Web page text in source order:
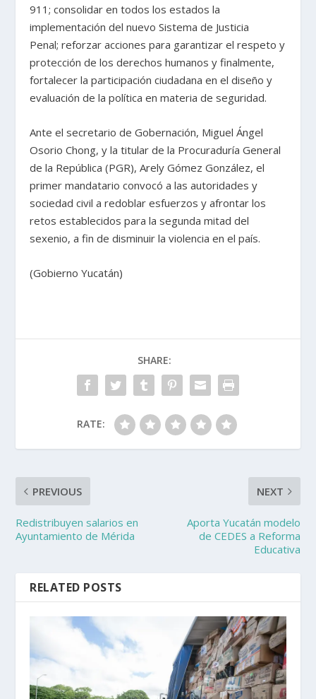
911; consolidar en todos los estados la
implementación del nuevo Sistema de Justicia
Penal; reforzar acciones para garantizar el respeto y
protección de los derechos humanos y finalmente,
fortalecer la participación ciudadana en el diseño y
evaluación de la política en materia de seguridad.
Ante el secretario de Gobernación, Miguel Ángel
Osorio Chong, y la titular de la Procuraduría General
de la República (PGR), Arely Gómez González, el
primer mandatario convocó a las autoridades y
sociedad civil a redoblar esfuerzos y afrontar los
retos establecidos para la segunda mitad del
sexenio, a fin de disminuir la violencia en el país.
(Gobierno Yucatán)
SHARE:
RATE:
PREVIOUS
Redistribuyen salarios en
Ayuntamiento de Mérida
NEXT
Aporta Yucatán modelo
de CEDES a Reforma
Educativa
RELATED POSTS